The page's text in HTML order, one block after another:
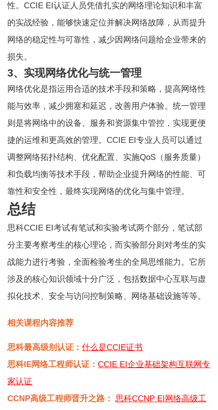
性。CCIE EI认证人员凭借扎实的网络理论知识和丰富
的实战经验，能够快速定位并解决网络故障，从而提升
网络的稳定性与可靠性，减少因网络问题给企业带来的
损失。
3、实现网络优化与统一管理
网络优化是指运用合适的技术手段和策略，提高网络性
能与效率，减少拥塞和延迟，改善用户体验。统一管理
则是将网络中的设备、服务和资源集中管控，实现更便
捷的运维和更高效的管理。CCIE EI专业人员可以通过
调整网络拓扑结构、优化配置、实施QoS（服务质量）
和负载均衡等技术手段，帮助企业提升网络的性能、可
靠性和安全性，最终实现网络的优化与集中管理。
总结
思科CCIE EI考试有笔试和实验考试两个部分，笔试部
分主要考察考生的核心理论，而实验部分则对考生的实
战能力进行考验，全面检验考生的全局思维能力。它所
涉及的核心知识领域十分广泛，包括数据中心互联与虚
拟化技术、安全与访问控制策略、网络基础设施等等。
相关课程内容推荐
思科最高级别认证：什么是CCIE证书
思科IE网络工程师认证：CCIE EI企业基础架构互联网专
家认证
CCNP高级工程师晋升之路：
思科CCNP EI网络高级工